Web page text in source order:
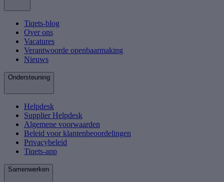
Tiqets-blog
Over ons
Vacatures
Verantwoorde openbaarmaking
Nieuws
Ondersteuning
Helpdesk
Supplier Helpdesk
Algemene voorwaarden
Beleid voor klantenbeoordelingen
Privacybeleid
Tiqets-app
Samenwerken